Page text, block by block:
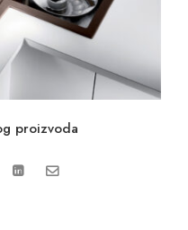
proizvoda